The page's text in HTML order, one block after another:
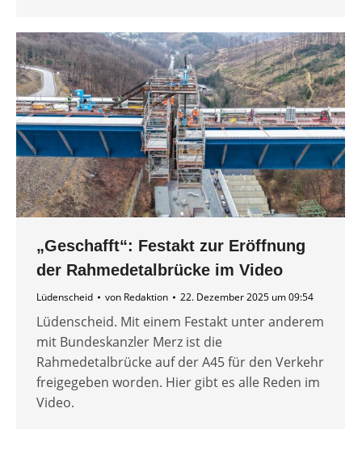
„Geschafft“: Festakt zur Eröffnung
der Rahmedetalbrücke im Video
Lüdenscheid von Redaktion 22. Dezember 2025 um 09:54
Lüdenscheid. Mit einem Festakt unter anderem
mit Bundeskanzler Merz ist die
Rahmedetalbrücke auf der A45 für den Verkehr
freigegeben worden. Hier gibt es alle Reden im
Video.